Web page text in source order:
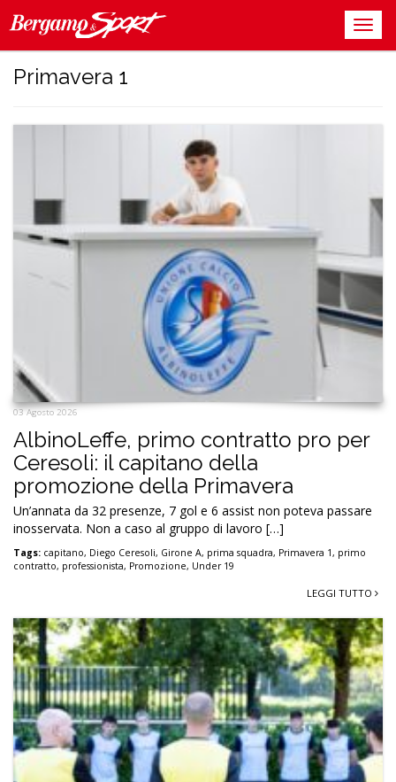
Primavera 1
03 Agosto 2026
AlbinoLeffe, primo contratto pro per
Ceresoli: il capitano della
promozione della Primavera
Un’annata da 32 presenze, 7 gol e 6 assist non poteva passare
inosservata. Non a caso al gruppo di lavoro […]
Tags: capitano, Diego Ceresoli, Girone A, prima squadra, Primavera 1, primo
contratto, professionista, Promozione, Under 19
LEGGI TUTTO